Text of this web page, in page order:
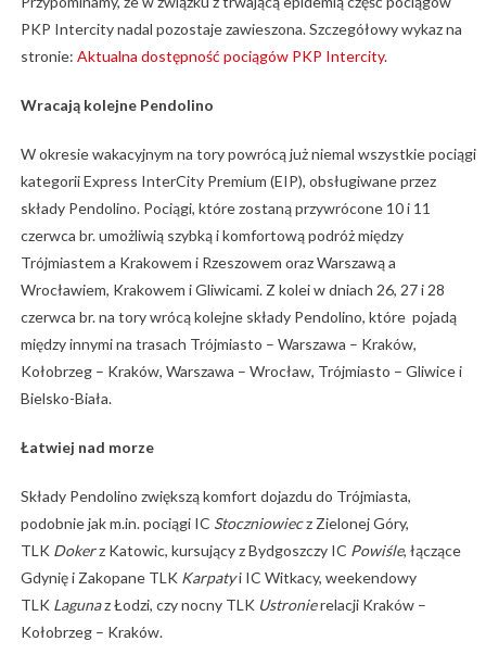
PKP Intercity nadal pozostaje zawieszona. Szczegółowy wykaz na
stronie: Aktualna dostępność pociągów PKP Intercity.
Wracają kolejne Pendolino
W okresie wakacyjnym na tory powrócą już niemal wszystkie pociągi
kategorii Express InterCity Premium (EIP), obsługiwane przez
składy Pendolino. Pociągi, które zostaną przywrócone 10 i 11
czerwca br. umożliwią szybką i komfortową podróż między
Trójmiastem a Krakowem i Rzeszowem oraz Warszawą a
Wrocławiem, Krakowem i Gliwicami. Z kolei w dniach 26, 27 i 28
czerwca br. na tory wrócą kolejne składy Pendolino, które pojadą
między innymi na trasach Trójmiasto – Warszawa – Kraków,
Kołobrzeg – Kraków, Warszawa – Wrocław, Trójmiasto – Gliwice i
Bielsko-Biała.
Łatwiej nad morze
Składy Pendolino zwiększą komfort dojazdu do Trójmiasta,
podobnie jak m.in. pociągi IC Stoczniowiecz Zielonej Góry,
TLK Dokerz Katowic, kursujący z Bydgoszczy IC Powiśle, łączące
Gdynię i Zakopane TLK Karpatyi IC Witkacy, weekendowy
TLK Lagunaz Łodzi, czy nocny TLK Ustronierelacji Kraków –
Kołobrzeg – Kraków.